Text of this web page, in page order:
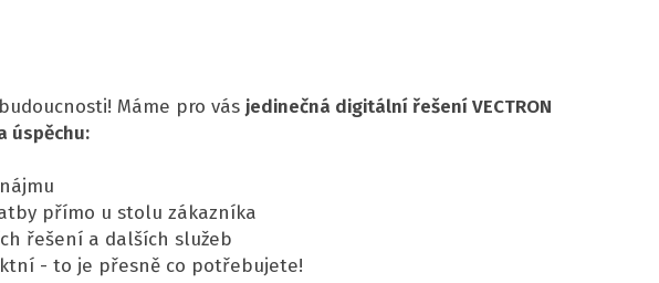
Máme pro vás jedinečná digitální řešení VECTRON
úspěchu:
přímo u stolu zákazníka
řešení a dalších služeb
- to je přesně co potřebujete!